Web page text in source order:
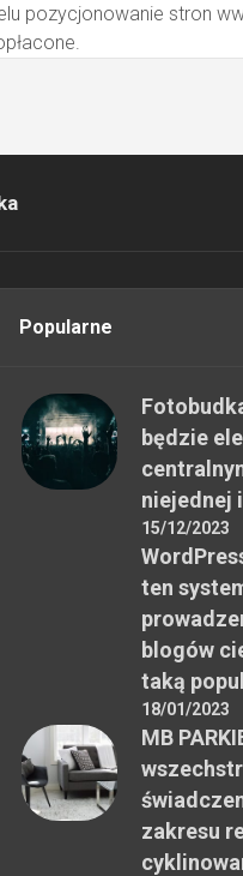
pozycjonowanie stron
Popularne
będzie
niejednej
15/12/2023
ten
blogów
taką
18/01/2023
MB
zakresu